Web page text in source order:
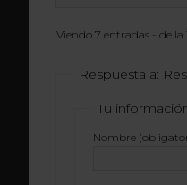
Viendo 7 entradas - de la
Respuesta a:
Tu
Nombre